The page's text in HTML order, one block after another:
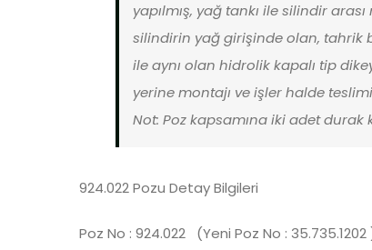
yapılmış, yağ tankı ile silindir
silindirin yağ girişinde olan, tahrik
ile aynı olan hidrolik kapalı tip
yerine montajı ve işler halde
Not: Poz kapsamına iki adet durak
924.022 Pozu Detay Bilgileri
Poz No : 924.022 (Yeni Poz No : 35.735.1202